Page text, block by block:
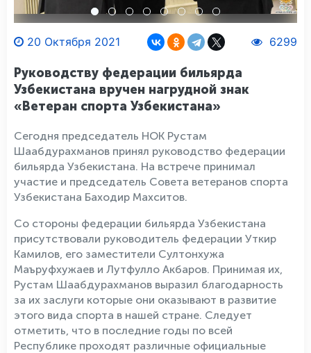
20 Октября 2021 6299
Руководству федерации бильярда
Узбекистана вручен нагрудной знак
«Ветеран спорта Узбекистана»
Сегодня председатель НОК Рустам
Шаабдурахманов принял руководство федерации
бильярда Узбекистана. На встрече принимал
участие и председатель Совета ветеранов спорта
Узбекистана Баходир Махситов.
Со стороны федерации бильярда Узбекистана
присутствовали руководитель федерации Уткир
Камилов, его заместители Султонхужа
Маъруфхужаев и Лутфулло Акбаров. Принимая их,
Рустам Шаабдурахманов выразил благодарность
за их заслуги которые они оказывают в развитие
этого вида спорта в нашей стране. Следует
отметить, что в последние годы по всей
Республике проходят различные официальные